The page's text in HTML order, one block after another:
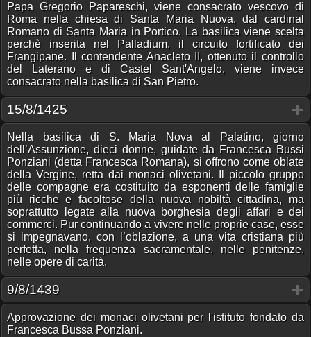
Papa Gregorio Papareschi, viene consacrato vescovo di
Roma nella chiesa di Santa Maria Nuova, dal cardinal
Romano di Santa Maria in Portico. La basilica viene scelta
perchè inserita nel Palladium, il circuito fortificato dei
Frangipane. Il contendente Anacleto II, ottenuto il controllo
del Laterano e di Castel Sant'Angelo, viene invece
consacrato nella basilica di San Pietro.
15/8/1425
Nella basilica di S. Maria Nova al Palatino, giorno
dell’Assunzione, dieci donne, guidate da Francesca Bussi
Ponziani (detta Francesca Romana), si offrono come oblate
della Vergine, retta dai monaci olivetani. Il piccolo gruppo
delle compagne era costituito da esponenti delle famiglie
più ricche e facoltose della nuova nobiltà cittadina, ma
soprattutto legate alla nuova borghesia degli affari e dei
commerci. Pur continuando a vivere nelle proprie case, esse
si impegnavano, con l’oblazione, a una vita cristiana più
perfetta, nella frequenza sacramentale, nelle penitenze,
nelle opere di carità.
9/8/1439
Approvazione dei monaci olivetani per l'istituto fondato da
Francesca Bussa Ponziani.